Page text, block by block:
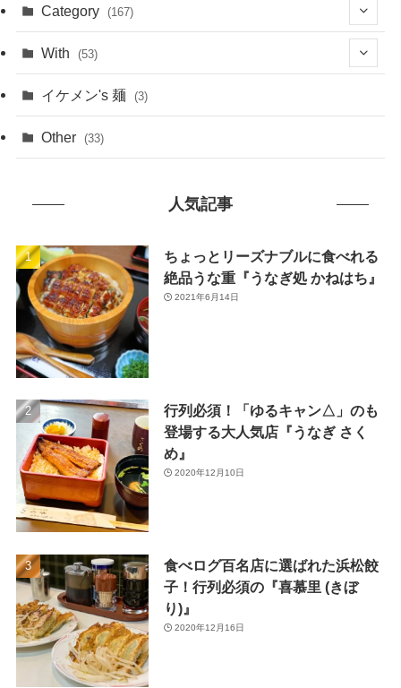
(1)
(38)
(1)
(3)
(26)
(1)
Category (167)
(114)
With (53)
(15)
(43)
(49)
イケメン's 麺 (3)
Other (33)
人気記事
ちょっとリーズナブルに食べれる
絶品うな重『うなぎ処 かねはち』
2021年6月14日
行列必須！「ゆるキャン△」のも
登場する大人気店『うなぎ さく
め』
2020年12月10日
食べログ百名店に選ばれた浜松餃
子！行列必須の『喜慕里 (きぼ
り)』
2020年12月16日